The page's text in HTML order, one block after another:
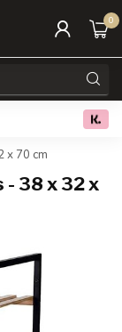
0
Gratis
x 70 cm
38 x 32 x